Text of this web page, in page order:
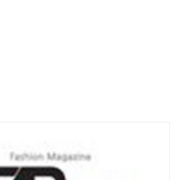
그녀의 내추럴한